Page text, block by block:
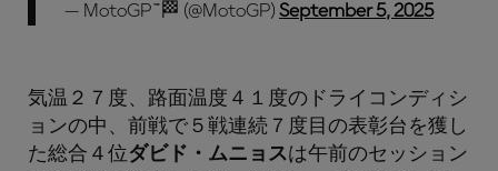
— MotoGP™🏁 (@MotoGP) September 5, 2025
気温２７度、路面温度４１度のドライコンディシ
ョンの中、前戦で５戦連続７度目の表彰台を獲し
た総合４位ダビド・ムニョスは午前のセッション